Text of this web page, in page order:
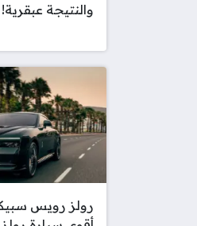
والنتيجة عبقرية!